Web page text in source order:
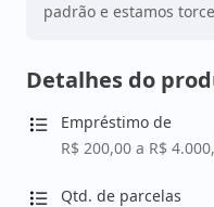
padrão e estamos
Detalhes do
Empréstimo de
R$ 200,00 a R$
Qtd. de parcelas